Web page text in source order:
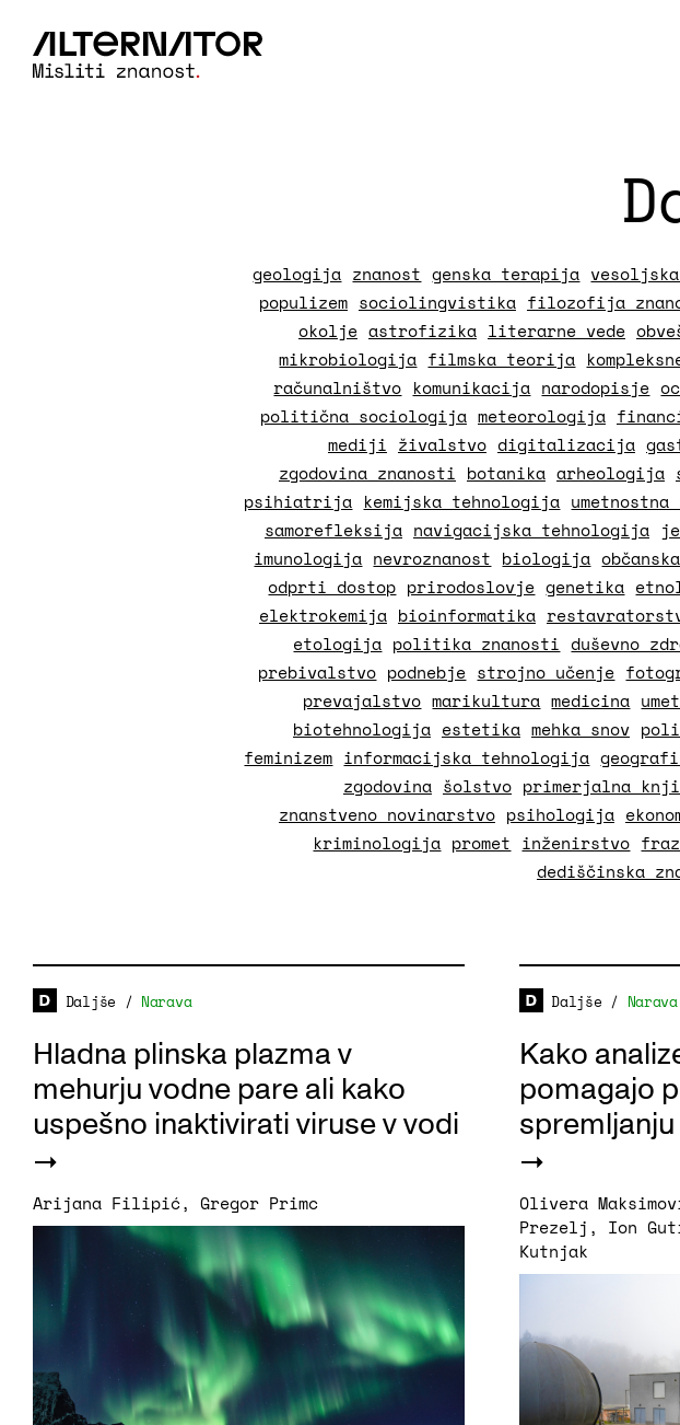
geologija znanost genska terapija
populizem sociolingvistika filozofija
okolje astrofizika literarne vede
mikrobiologija filmska teorija
računalništvo komunikacija narodopisje
politična sociologija meteorologija
mediji živalstvo digitalizacija
zgodovina znanosti botanika arheologija
psihiatrija kemijska tehnologija umetnostna
samorefleksija navigacijska tehnologija
imunologija nevroznanost biologija
odprti dostop prirodoslovje genetika
elektrokemija bioinformatika
etologija politika znanosti duševno
prebivalstvo podnebje strojno učenje
prevajalstvo marikultura medicina
biotehnologija estetika mehka snov
feminizem informacijska tehnologija
zgodovina šolstvo primerjalna
znanstveno novinarstvo psihologija
kriminologija promet inženirstvo
dediščinska
Daljše / Narava
Hladna plinska plazma v
mehurju vodne pare ali kako
uspešno inaktivirati viruse v vodi
Arijana Filipić, Gregor Primc
Daljše / Narava
Kako
pomagajo
Olivera
Prezelj , Ion
Kutnjak